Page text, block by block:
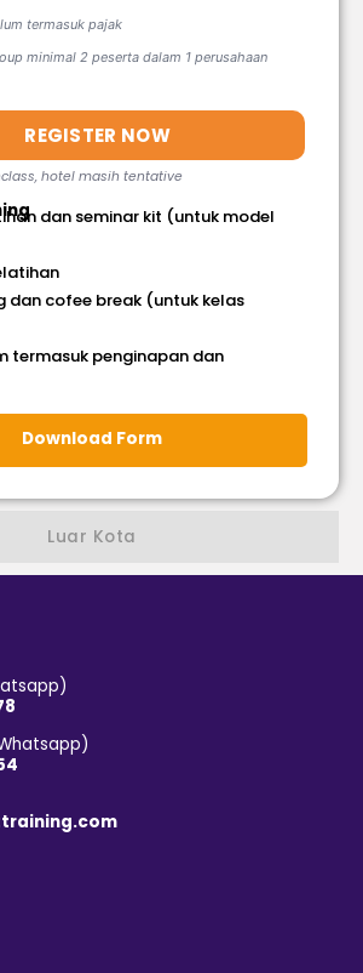
Luar Kota
termasuk pajak
minimal 2 peserta dalam 1 perusahaan
REGISTER NOW
hotel masih tentative
dan seminar kit (untuk model
dan cofee break (untuk kelas
termasuk penginapan dan
Download Form